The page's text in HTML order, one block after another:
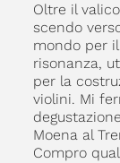
Oltre il
scendo
mondo per
risonanza,
per la
violini. Mi
Moena al
Compro